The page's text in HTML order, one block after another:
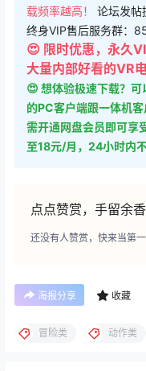
载频率越高！ 论坛发帖
终身VIP售后服务群：
😍 限时优惠，永久
大量内部好看的VR
😍 想体验极速下载？
的PC客户端跟一体机
需开通网盘会员即可享
至18元/月，24小时内
点点赞赏，手留余香
还没有人赞赏，快来当第一
海报分享 收藏
冒险类 动作类